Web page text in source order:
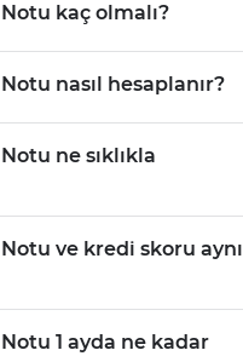
kaç olmalı?
nasıl hesaplanır?
ne sıklıkla
ve kredi skoru aynı
1 ayda ne kadar